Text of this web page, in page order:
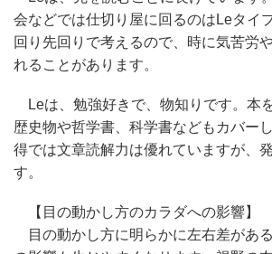
会などでは仕切り屋に回るのはLeタイ
回り先回りで考えるので、時に気苦労
れることがあります。
Leは、勉強好きで、物知りです。本
歴史物や哲学書、科学書などもカバー
得では文章読解力は優れていますが、
す。
【目の動かし方のカラダへの影響】
目の動かし方に明らかに左右差があ